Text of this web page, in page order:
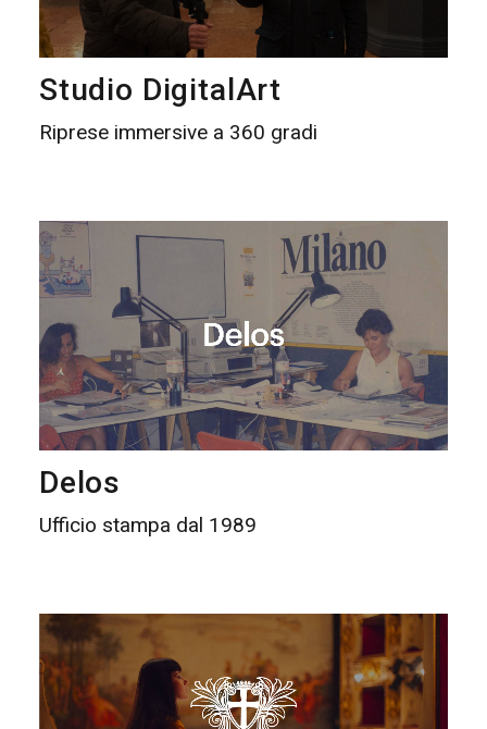
Studio DigitalArt
Riprese immersive a 360 gradi
Delos
Ufficio stampa dal 1989